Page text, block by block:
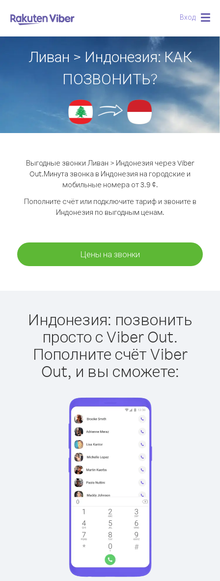
Вход
Ливан > Индонезия: КАК
ПОЗВОНИТЬ?
Выгодные звонки Ливан > Индонезия через Viber
Out.Минута звонка в Индонезия на городские и
мобильные номера от 3.9 ¢.
Пополните счёт или подключите тариф и звоните в
Индонезия по выгодным ценам.
Цены на звонки
Индонезия: позвонить
просто с Viber Out.
Пополните счёт Viber
Out, и вы сможете: